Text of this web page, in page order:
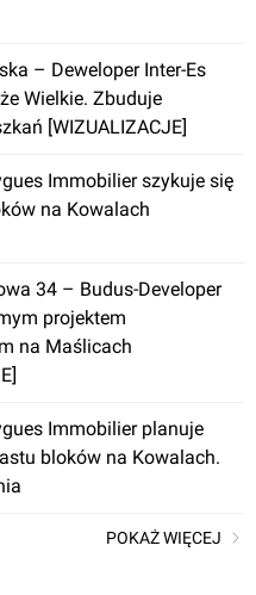
– Deweloper Inter-Es
Wielkie. Zbuduje
[WIZUALIZACJE]
Immobilier szykuje się
na Kowalach
34 – Budus-Developer
projektem
na Maślicach
Immobilier planuje
bloków na Kowalach.
POKAŻ WIĘCEJ